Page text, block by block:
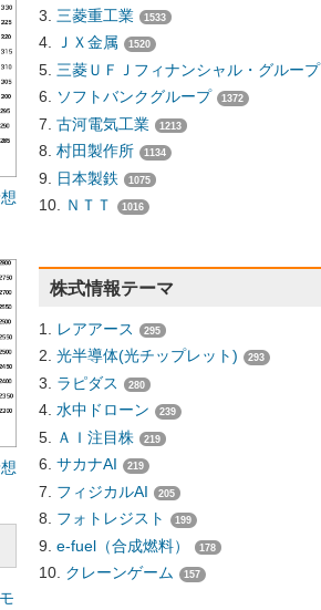
三菱重工業 1533
ＪＸ金属 1520
三菱ＵＦＪフィナンシャル・グループ
ソフトバンクグループ 1372
古河電気工業 1213
村田製作所 1134
日本製鉄 1075
ＮＴＴ 1016
株式情報テーマ
レアアース 295
光半導体(光チップレット) 293
ラピダス 280
水中ドローン 239
ＡＩ注目株 219
サカナAI 219
フィジカルAI 205
フォトレジスト 199
e-fuel（合成燃料） 178
クレーンゲーム 157